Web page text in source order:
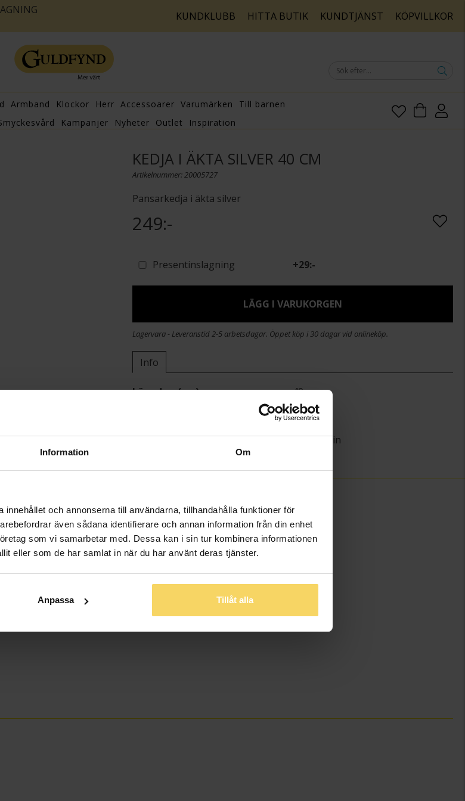
Information Om
och annonserna till användarna, tillhandahålla funktioner för
även sådana identifierare och annan information från din enhet
som vi samarbetar med. Dessa kan i sin tur kombinera informationen
eller som de har samlat in när du har använt deras tjänster.
Anpassa Tillåt alla
KUNDKLUBB HITTA BUTIK KUNDTJÄNST KÖPVILLKOR
Armband Klockor Herr Accessoarer Varumärken
Till barnen
Kampanjer Nyheter Outlet Inspiration
KEDJA I ÄKTA SILVER 40 CM
Artikelnummer: 20005727
Pansarkedja i äkta silver
249:-
Presentinslagning +29:-
LÄGG I VARUKORGEN
Lagervara - Leveranstid 2-5 arbetsdagar. Öppet köp i 30 dagar vid onlineköp.
Info
Längd ca (cm)
40
Guldfynd
Silver
Kedjemodell
Curb chain